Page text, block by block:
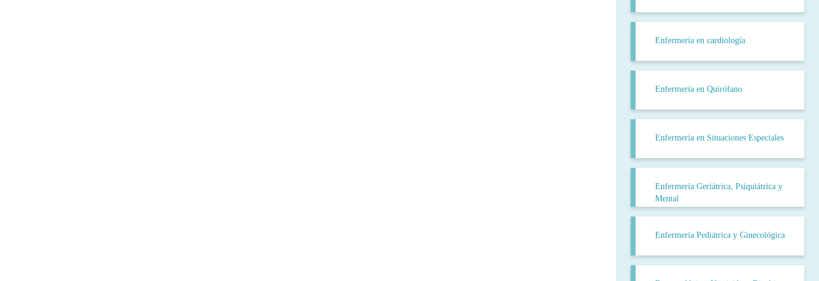
Enfermería en cardiología
Enfermería en Quirófano
Enfermería en Situaciones Especiales
Enfermería Geriátrica, Psiquiátrica y
Mental
Enfermería Pediátrica y Ginecológica